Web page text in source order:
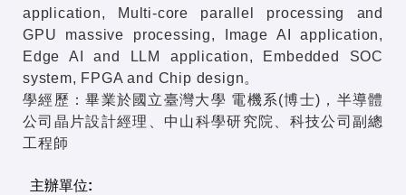
application, Multi-core parallel processing and
GPU massive processing, Image AI application,
Edge AI and LLM application, Embedded SOC
system, FPGA and Chip design。
學經歷：畢業於國立臺灣大學 電機系(博士)，半導體
公司晶片設計經理、中山科學研究院、科技公司副總
工程師
主辦單位: